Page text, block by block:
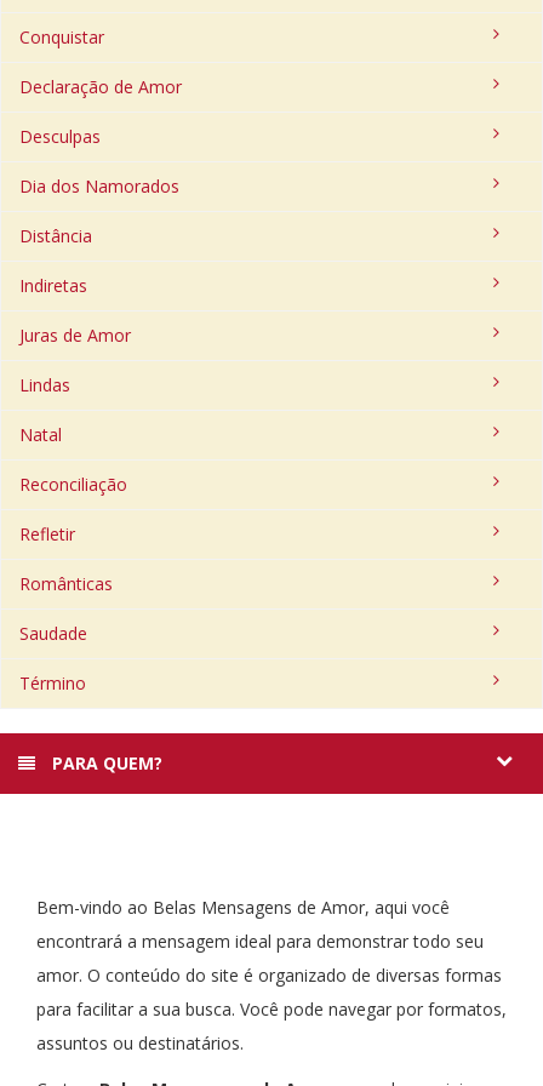
Conquistar
Declaração de Amor
Desculpas
Dia dos Namorados
Distância
Indiretas
Juras de Amor
Lindas
Natal
Reconciliação
Refletir
Românticas
Saudade
Término
PARA QUEM?
Bem-vindo ao Belas Mensagens de Amor, aqui você
encontrará a mensagem ideal para demonstrar todo seu
amor. O conteúdo do site é organizado de diversas formas
para facilitar a sua busca. Você pode navegar por formatos,
assuntos ou destinatários.